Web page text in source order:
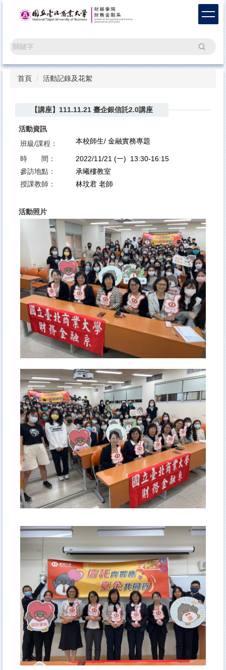
區
搜尋
首頁 活動記錄及花絮
【講座】111.11.21 臺企銀信託2.0講座
活動資訊
班級/課程：
本校師生/ 金融實務專題
時 間：
2022/11/21 (一) 13:30-16:15
參訪地點：
承曦樓教室
授課教師：
林玟君 老師
活動照片